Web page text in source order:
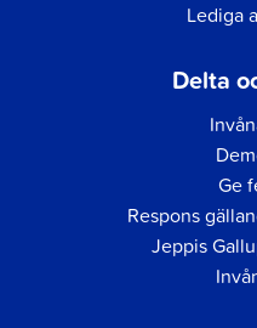
Lediga
Delta
Ge
Respons
Jeppis